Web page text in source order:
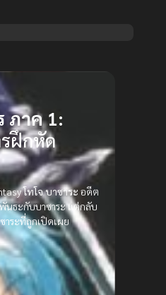
ภาค 1:
ฝึกหัด
โทโจ บาซาระ อดีต
นธะกับบาซาระ แต่กลับ
าระที่ถูกเปิดเผย